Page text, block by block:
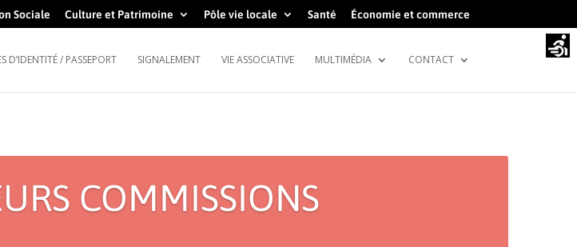
Sociale Culture et Patrimoine Pôle vie locale Santé Économie et commerce
D’IDENTITÉ / PASSEPORT SIGNALEMENT VIE ASSOCIATIVE MULTIMÉDIA CONTACT
COMMISSIONS